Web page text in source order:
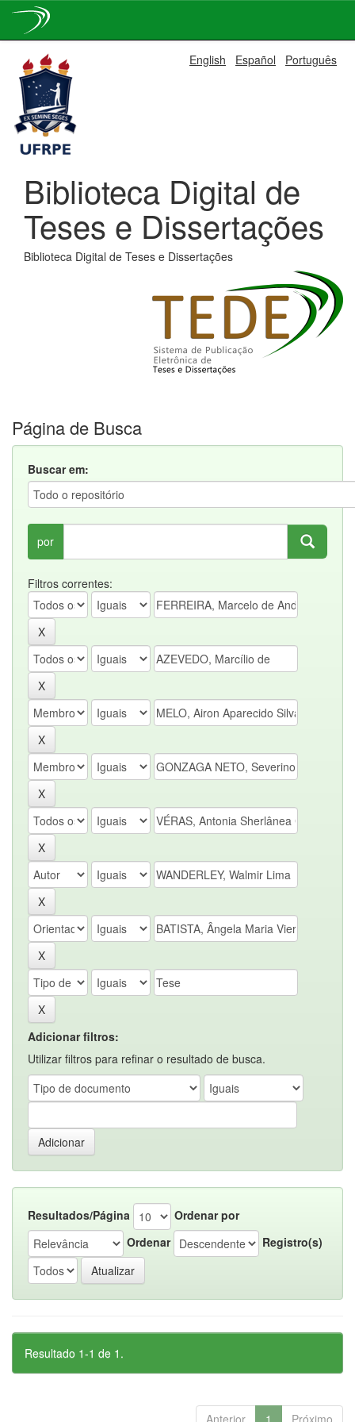
navigation
English Español Português
Biblioteca Digital de
Teses e Dissertações
Biblioteca Digital de Teses e Dissertações
Página de Busca
Buscar em:
por
Filtros correntes:
Adicionar filtros:
Utilizar filtros para refinar o resultado de busca.
Resultados/Página
Ordenar por
Ordenar
Registro(s)
Resultado 1-1 de 1.
Anterior 1 Próximo